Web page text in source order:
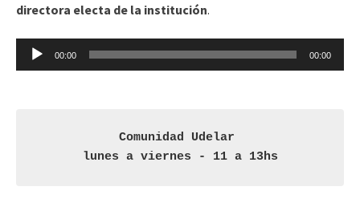
directora electa de la institución.
Reproductor
00:00 00:00
Comunidad Udelar
lunes a viernes - 11 a 13hs